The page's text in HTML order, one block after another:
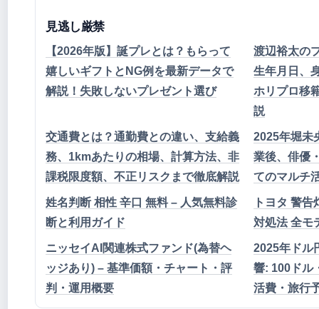
見逃し厳禁
【2026年版】誕プレとは？もらって
嬉しいギフトとNG例を最新データで
解説！失敗しないプレゼント選び
渡辺裕太の
生年月日、
ホリプロ移
説
交通費とは？通勤費との違い、支給義
務、1kmあたりの相場、計算方法、非
課税限度額、不正リスクまで徹底解説
2025年堀未
業後、俳優
てのマルチ
姓名判断 相性 辛口 無料 – 人気無料診
断と利用ガイド
トヨタ 警
対処法 全モ
ニッセイAI関連株式ファンド(為替ヘ
ッジあり) – 基準価額・チャート・評
判・運用概要
2025年ドル
響: 100ドル
活費・旅行